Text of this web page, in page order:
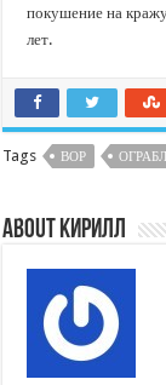
покушение на
лет.
Tags ВОР
About Кирилл